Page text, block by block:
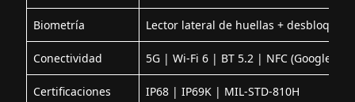
Biometría Lector lateral de huellas + desbloqueo
Conectividad 5G | Wi-Fi 6 | BT 5.2 | NFC (Google
Certificaciones IP68 | IP69K | MIL-STD-810H